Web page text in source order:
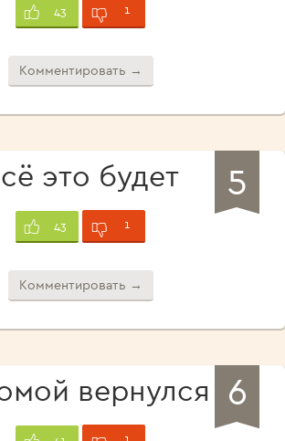
43 1
Комментировать →
5
это будет
43 1
Комментировать →
6
вернулся